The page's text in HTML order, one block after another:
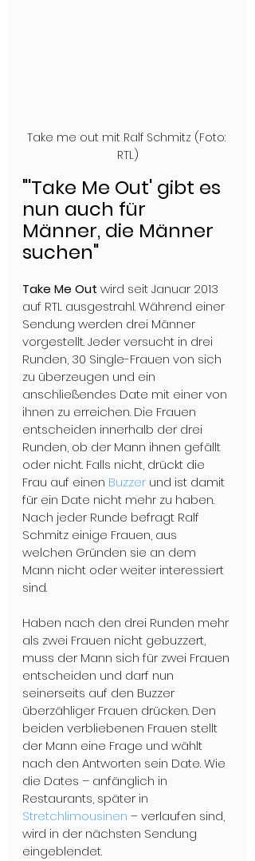
Take me out mit Ralf Schmitz (Foto:
RTL)
"'Take Me Out' gibt es
nun auch für
Männer, die Männer
suchen"
Take Me Out wird seit Januar 2013
auf RTL ausgestrahl. Während einer
Sendung werden drei Männer
vorgestellt. Jeder versucht in drei
Runden, 30 Single-Frauen von sich
zu überzeugen und ein
anschließendes Date mit einer von
ihnen zu erreichen. Die Frauen
entscheiden innerhalb der drei
Runden, ob der Mann ihnen gefällt
oder nicht. Falls nicht, drückt die
Frau auf einen Buzzer und ist damit
für ein Date nicht mehr zu haben.
Nach jeder Runde befragt Ralf
Schmitz einige Frauen, aus
welchen Gründen sie an dem
Mann nicht oder weiter interessiert
sind.
Haben nach den drei Runden mehr
als zwei Frauen nicht gebuzzert,
muss der Mann sich für zwei Frauen
entscheiden und darf nun
seinerseits auf den Buzzer
überzähliger Frauen drücken. Den
beiden verbliebenen Frauen stellt
der Mann eine Frage und wählt
nach den Antworten sein Date. Wie
die Dates – anfänglich in
Restaurants, später in
Stretchlimousinen – verlaufen sind,
wird in der nächsten Sendung
eingeblendet.